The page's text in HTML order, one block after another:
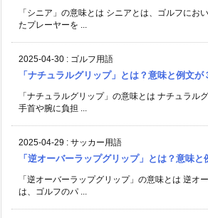
「シニア」の意味とは シニアとは、ゴルフにお
たプレーヤーを ...
2025-04-30 : ゴルフ用語
「ナチュラルグリップ」とは？意味と例文が
「ナチュラルグリップ」の意味とは ナチュラル
手首や腕に負担 ...
2025-04-29 : サッカー用語
「逆オーバーラップグリップ」とは？意味と
「逆オーバーラップグリップ」の意味とは 逆オ
は、ゴルフのパ ...